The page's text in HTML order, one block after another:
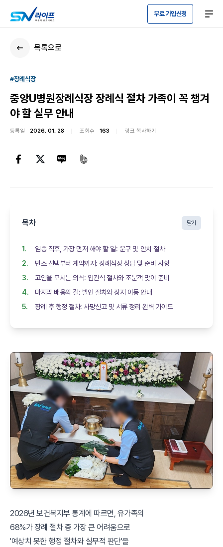
무료 가입신청
목록으로
#장례식장
중앙U병원장례식장 장례식 절차 가족이 꼭 챙겨
야 할 실무 안내
등록일 2026. 01. 28 조회수 163 링크 복사하기
목차 닫기
임종 직후, 가장 먼저 해야 할 일: 운구 및 안치 절차
빈소 선택부터 계약까지: 장례식장 상담 및 준비 사항
고인을 모시는 의식: 입관식 절차와 조문객 맞이 준비
마지막 배웅의 길: 발인 절차와 장지 이동 안내
장례 후 행정 절차: 사망신고 및 서류 정리 완벽 가이드
2026년 보건복지부 통계에 따르면, 유가족의
68%가 장례 절차 중 가장 큰 어려움으로
'예상치 못한 행정 절차와 실무적 판단'을